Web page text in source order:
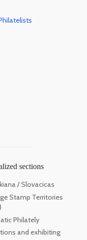
sections
/ Slovacicas
Stamp Territories
Philately
and exhibiting